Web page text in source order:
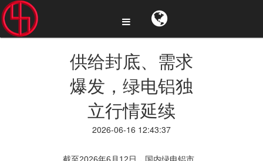
供给封底、需求
爆发，绿电铝独
立行情延续
2026-06-16 12:43:37
截至2026年6月12日，国内绿电铝市